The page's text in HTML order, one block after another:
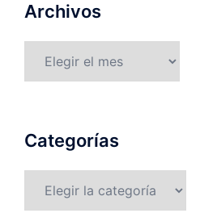
Archivos
Categorías